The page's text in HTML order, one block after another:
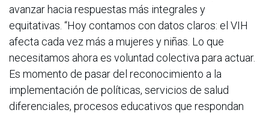
avanzar hacia respuestas más integrales y
equitativas. “Hoy contamos con datos claros: el VIH
afecta cada vez más a mujeres y niñas. Lo que
necesitamos ahora es voluntad colectiva para actuar.
Es momento de pasar del reconocimiento a la
implementación de políticas, servicios de salud
diferenciales, procesos educativos que respondan